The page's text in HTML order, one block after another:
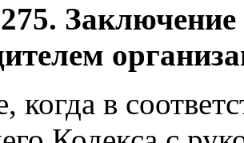
Заключение
когда в